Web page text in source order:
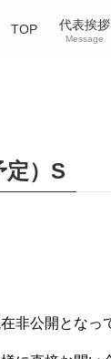
TOP 代表挨拶
Message
定）S